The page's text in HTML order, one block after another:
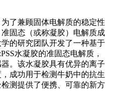
为了兼顾固体电解质的稳定性
固态（或称凝胶）电解质成
的研究团队开发了一种基于
水凝胶的准固态电解质，
。该水凝胶具有优异的离子
成功用于检测牛奶中的抗生
测提供了便携、可靠的新方